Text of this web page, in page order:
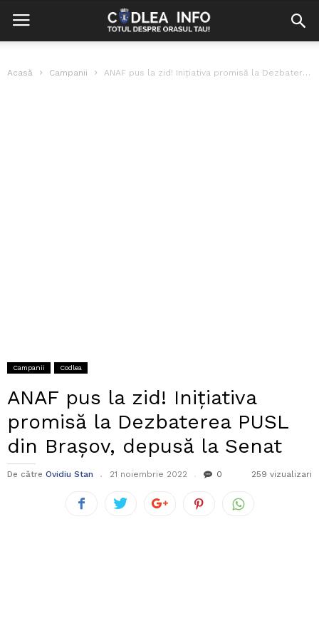
Acasă Campanii ANAF pus la zid! Inițiativa promisă la Dezbaterea PUSL din Brașov, depusă...
Campanii Codlea
ANAF pus la zid! Inițiativa
promisă la Dezbaterea PUSL
din Brașov, depusă la Senat
De către Ovidiu Stan 21 noiembrie 2022 0 259 vizualizari